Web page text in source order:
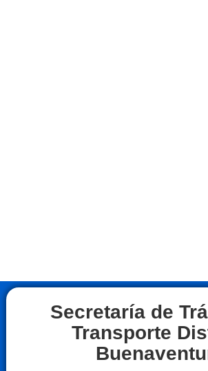
Secretaría de
Transporte